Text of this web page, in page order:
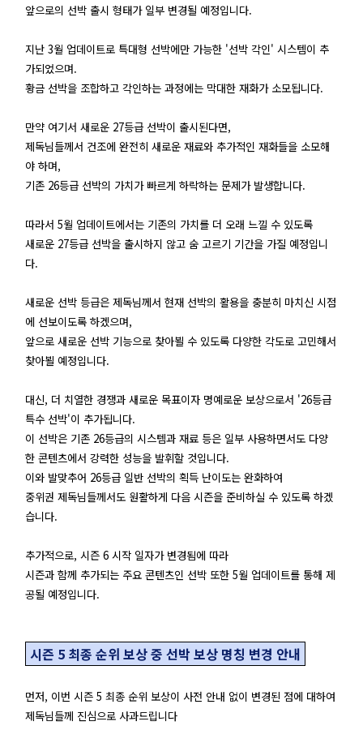
앞으로의 선박 출시 형태가 일부 변경될 예정입니다.
지난 3월 업데이트로 특대형 선박에만 가능한 '선박 각인' 시스템이 추
가되었으며.
황금 선박을 조합하고 각인하는 과정에는 막대한 재화가 소모됩니다.
만약 여기서 새로운 27등급 선박이 출시된다면,
제독님들께서 건조에 완전히 새로운 재료와 추가적인 재화들을 소모해
야 하며,
기존 26등급 선박의 가치가 빠르게 하락하는 문제가 발생합니다.
따라서 5월 업데이트에서는 기존의 가치를 더 오래 느낄 수 있도록
새로운 27등급 선박을 출시하지 않고 숨 고르기 기간을 가질 예정입니
다.
새로운 선박 등급은 제독님께서 현재 선박의 활용을 충분히 마치신 시점
에 선보이도록 하겠으며,
앞으로 새로운 선박 기능으로 찾아뵐 수 있도록 다양한 각도로 고민해서
찾아뵐 예정입니다.
대신, 더 치열한 경쟁과 새로운 목표이자 명예로운 보상으로서 '26등급
특수 선박'이 추가됩니다.
이 선박은 기존 26등급의 시스템과 재료 등은 일부 사용하면서도 다양
한 콘텐츠에서 강력한 성능을 발휘할 것입니다.
이와 발맞추어 26등급 일반 선박의 획득 난이도는 완화하여
중위권 제독님들께서도 원활하게 다음 시즌을 준비하실 수 있도록 하겠
습니다.
추가적으로, 시즌 6 시작 일자가 변경됨에 따라
시즌과 함께 추가되는 주요 콘텐츠인 선박 또한 5월 업데이트를 통해 제
공될 예정입니다.
시즌 5 최종 순위 보상 중 선박 보상 명칭 변경 안내
먼저, 이번 시즌 5 최종 순위 보상이 사전 안내 없이 변경된 점에 대하여
제독님들께 진심으로 사과드립니다